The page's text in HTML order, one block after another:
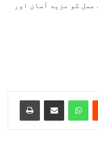
کو مزید آسان اور